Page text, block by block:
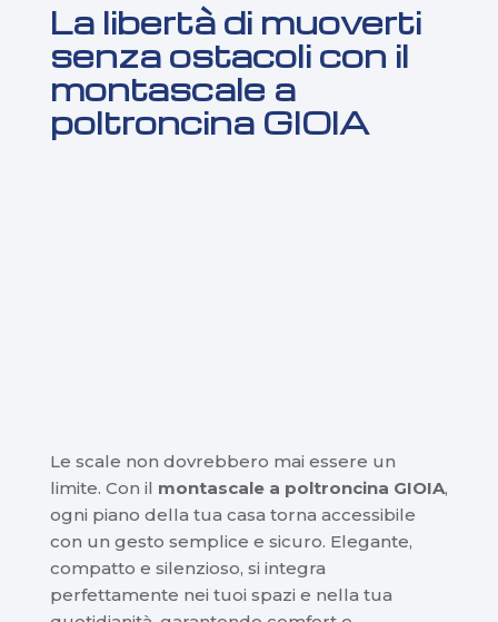
La libertà di muoverti
senza ostacoli con il
montascale a
poltroncina GIOIA
Le scale non dovrebbero mai essere un
limite. Con il montascale a poltroncina GIOIA,
ogni piano della tua casa torna accessibile
con un gesto semplice e sicuro. Elegante,
compatto e silenzioso, si integra
perfettamente nei tuoi spazi e nella tua